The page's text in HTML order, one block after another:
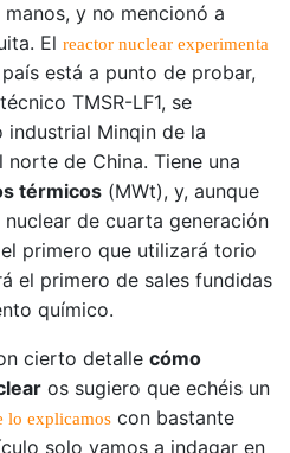
y no mencionó a
El reactor nuclear experimenta
está a punto de probar,
TMSR-LF1, se
industrial Minqin de la
norte de China. Tiene una
térmicos (MWt), y, aunque
de cuarta generación
primero que utilizará torio
el primero de sales fundidas
químico.
cierto detalle cómo
os sugiero que echéis un
lo explicamos con bastante
solo vamos a indagar en